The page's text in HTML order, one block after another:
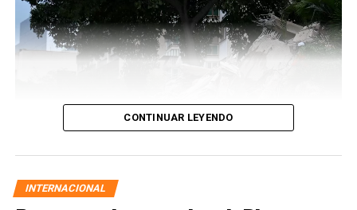
CONTINUAR LEYENDO
INTERNACIONAL